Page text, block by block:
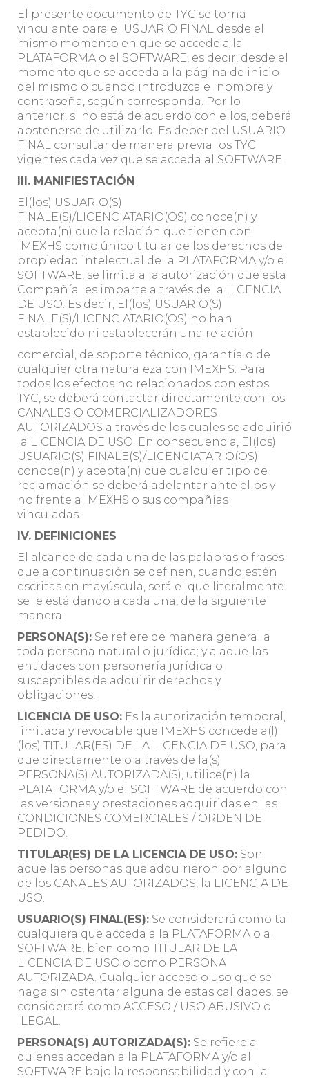
El presente documento de TYC se torna
vinculante para el USUARIO FINAL desde el
mismo momento en que se accede a la
PLATAFORMA o el SOFTWARE, es decir, desde el
momento que se acceda a la página de inicio
del mismo o cuando introduzca el nombre y
contraseña, según corresponda. Por lo
anterior, si no está de acuerdo con ellos, deberá
abstenerse de utilizarlo. Es deber del USUARIO
FINAL consultar de manera previa los TYC
vigentes cada vez que se acceda al SOFTWARE.
III. MANIFIESTACIÓN
El(los) USUARIO(S)
FINALE(S)/LICENCIATARIO(OS) conoce(n) y
acepta(n) que la relación que tienen con
IMEXHS como único titular de los derechos de
propiedad intelectual de la PLATAFORMA y/o el
SOFTWARE, se limita a la autorización que esta
Compañía les imparte a través de la LICENCIA
DE USO. Es decir, El(los) USUARIO(S)
FINALE(S)/LICENCIATARIO(OS) no han
establecido ni establecerán una relación
comercial, de soporte técnico, garantía o de
cualquier otra naturaleza con IMEXHS. Para
todos los efectos no relacionados con estos
TYC, se deberá contactar directamente con los
CANALES O COMERCIALIZADORES
AUTORIZADOS a través de los cuales se adquirió
la LICENCIA DE USO. En consecuencia, El(los)
USUARIO(S) FINALE(S)/LICENCIATARIO(OS)
conoce(n) y acepta(n) que cualquier tipo de
reclamación se deberá adelantar ante ellos y
no frente a IMEXHS o sus compañías
vinculadas.
IV. DEFINICIONES
El alcance de cada una de las palabras o frases
que a continuación se definen, cuando estén
escritas en mayúscula, será el que literalmente
se le está dando a cada una, de la siguiente
manera:
PERSONA(S): Se refiere de manera general a
toda persona natural o jurídica; y a aquellas
entidades con personería jurídica o
susceptibles de adquirir derechos y
obligaciones.
LICENCIA DE USO: Es la autorización temporal,
limitada y revocable que IMEXHS concede a(l)
(los) TITULAR(ES) DE LA LICENCIA DE USO, para
que directamente o a través de la(s)
PERSONA(S) AUTORIZADA(S), utilice(n) la
PLATAFORMA y/o el SOFTWARE de acuerdo con
las versiones y prestaciones adquiridas en las
CONDICIONES COMERCIALES / ORDEN DE
PEDIDO.
TITULAR(ES) DE LA LICENCIA DE USO: Son
aquellas personas que adquirieron por alguno
de los CANALES AUTORIZADOS, la LICENCIA DE
USO.
USUARIO(S) FINAL(ES): Se considerará como tal
cualquiera que acceda a la PLATAFORMA o al
SOFTWARE, bien como TITULAR DE LA
LICENCIA DE USO o como PERSONA
AUTORIZADA. Cualquier acceso o uso que se
haga sin ostentar alguna de estas calidades, se
considerará como ACCESO / USO ABUSIVO o
ILEGAL.
PERSONA(S) AUTORIZADA(S): Se refiere a
quienes accedan a la PLATAFORMA y/o al
SOFTWARE bajo la responsabilidad y con la